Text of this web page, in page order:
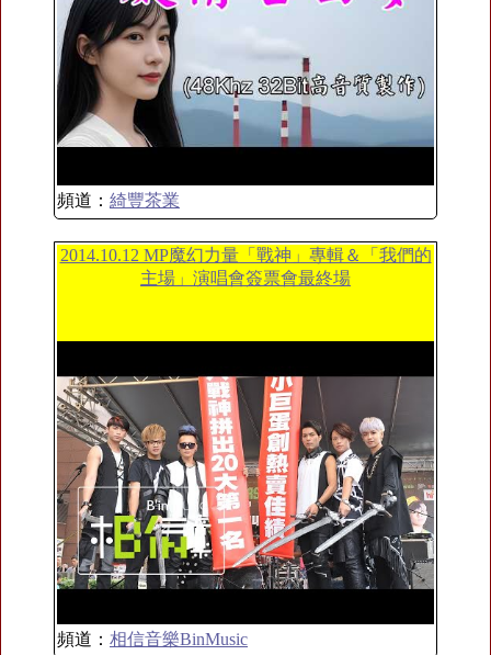
頻道： 綺豐茶業
2014.10.12 MP魔幻力量「戰神」專輯＆「我們的
主場」演唱會簽票會最終場
頻道： 相信音樂BinMusic